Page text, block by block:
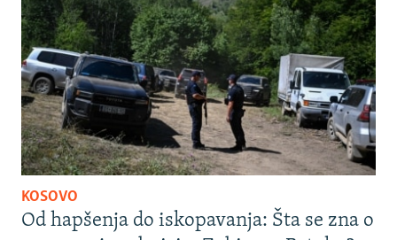
KOSOVO
Od hapšenja do iskopavanja: Šta se zna o